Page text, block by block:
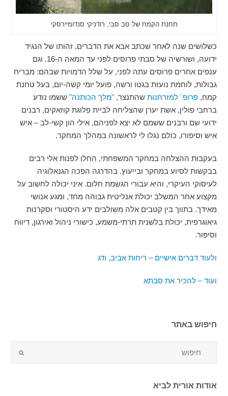
תחנת הקמח של סב סבי, רודניקי סנדומיירסקי
כשלושים שנה לאחר שכתב אבא את הדברים, זהותו של הנגיד
ידועה, ושורשיה של סבתי פרוסים לפני עד המאה ה-16. וגם
ענפים אחרים פרוסים עתה לפני, על שלל הדמויות שבהם: מבריח
גבולות, לוחמת נועזת בגטו ורשה, פועל יומי קשה-יום, בעל טחנת
קמח,פרופ´ למזרחנות שהתנצר,"מלך הכותנה" ששמו נודע
ברחבי פולין, אשת יערן שהצליחה לביית פלוגת קוזאקים, רבנים
ידועי שם ורבנים ששמם לא יצא לפניהם, אילי הון קשי-לב – איש
איש וסיפורו, כולם נגלו לי לראשונה במהלך המחקר.
בעקבות ההצלחה במחקר המשפחתי, החלו לפנות אלי רבים
בבקשות לסיוע במחקר ובייעוץ. בהדרגה הפכה הגנאלוגיה
לעיסוקי העיקרי, והיא עבורי הגשמת חלום. איני יכולה לחשוב על
מקצוע אחר המשלב יכולת אנליטית גבוהה מחד, ומגע אנושי
מאידך. בתווך בין קטבים אלה משולבים ידע היסטורי וסקרנות
גיאוגרפית, יכולת בלשנית תרתי-משמע, כישורי ניהול ואירגון, דיווח
וסיפור.
ולעוד דברים אישיים – ריחות אביב, ודג
ועוד – להכיר את סבתא
חיפוש באתר
אודות אורית לביא